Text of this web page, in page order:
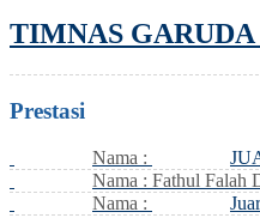
TIMNAS GARUDA
Prestasi
Nama :
Nama : Fathul Falah
Nama :